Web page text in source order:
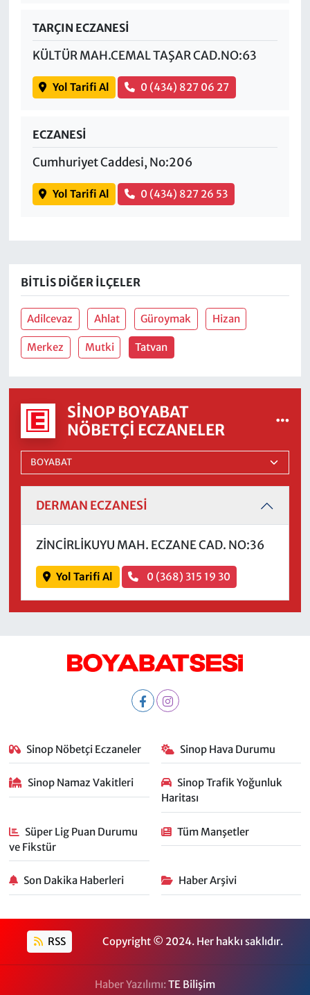
TARÇIN ECZANESİ
KÜLTÜR MAH.CEMAL TAŞAR CAD.NO:63
Yol Tarifi Al 0 (434) 827 06 27
ECZANESİ
Cumhuriyet Caddesi, No:206
Yol Tarifi Al 0 (434) 827 26 53
BITLIS DIĞER İLÇELER
Adilcevaz Ahlat Güroymak Hizan
Merkez Mutki Tatvan
SINOP BOYABAT
NÖBETÇI ECZANELER
DERMAN ECZANESİ
ZİNCİRLİKUYU MAH. ECZANE CAD. NO:36
Yol Tarifi Al 0 (368) 315 19 30
Sinop Nöbetçi Eczaneler Sinop Hava Durumu
Sinop Namaz Vakitleri
Sinop Trafik Yoğunluk
Haritası
Süper Lig Puan Durumu
ve Fikstür
Tüm Manşetler
Son Dakika Haberleri Haber Arşivi
RSS Copyright © 2024. Her hakkı saklıdır.
Haber Yazılımı:TE Bilişim